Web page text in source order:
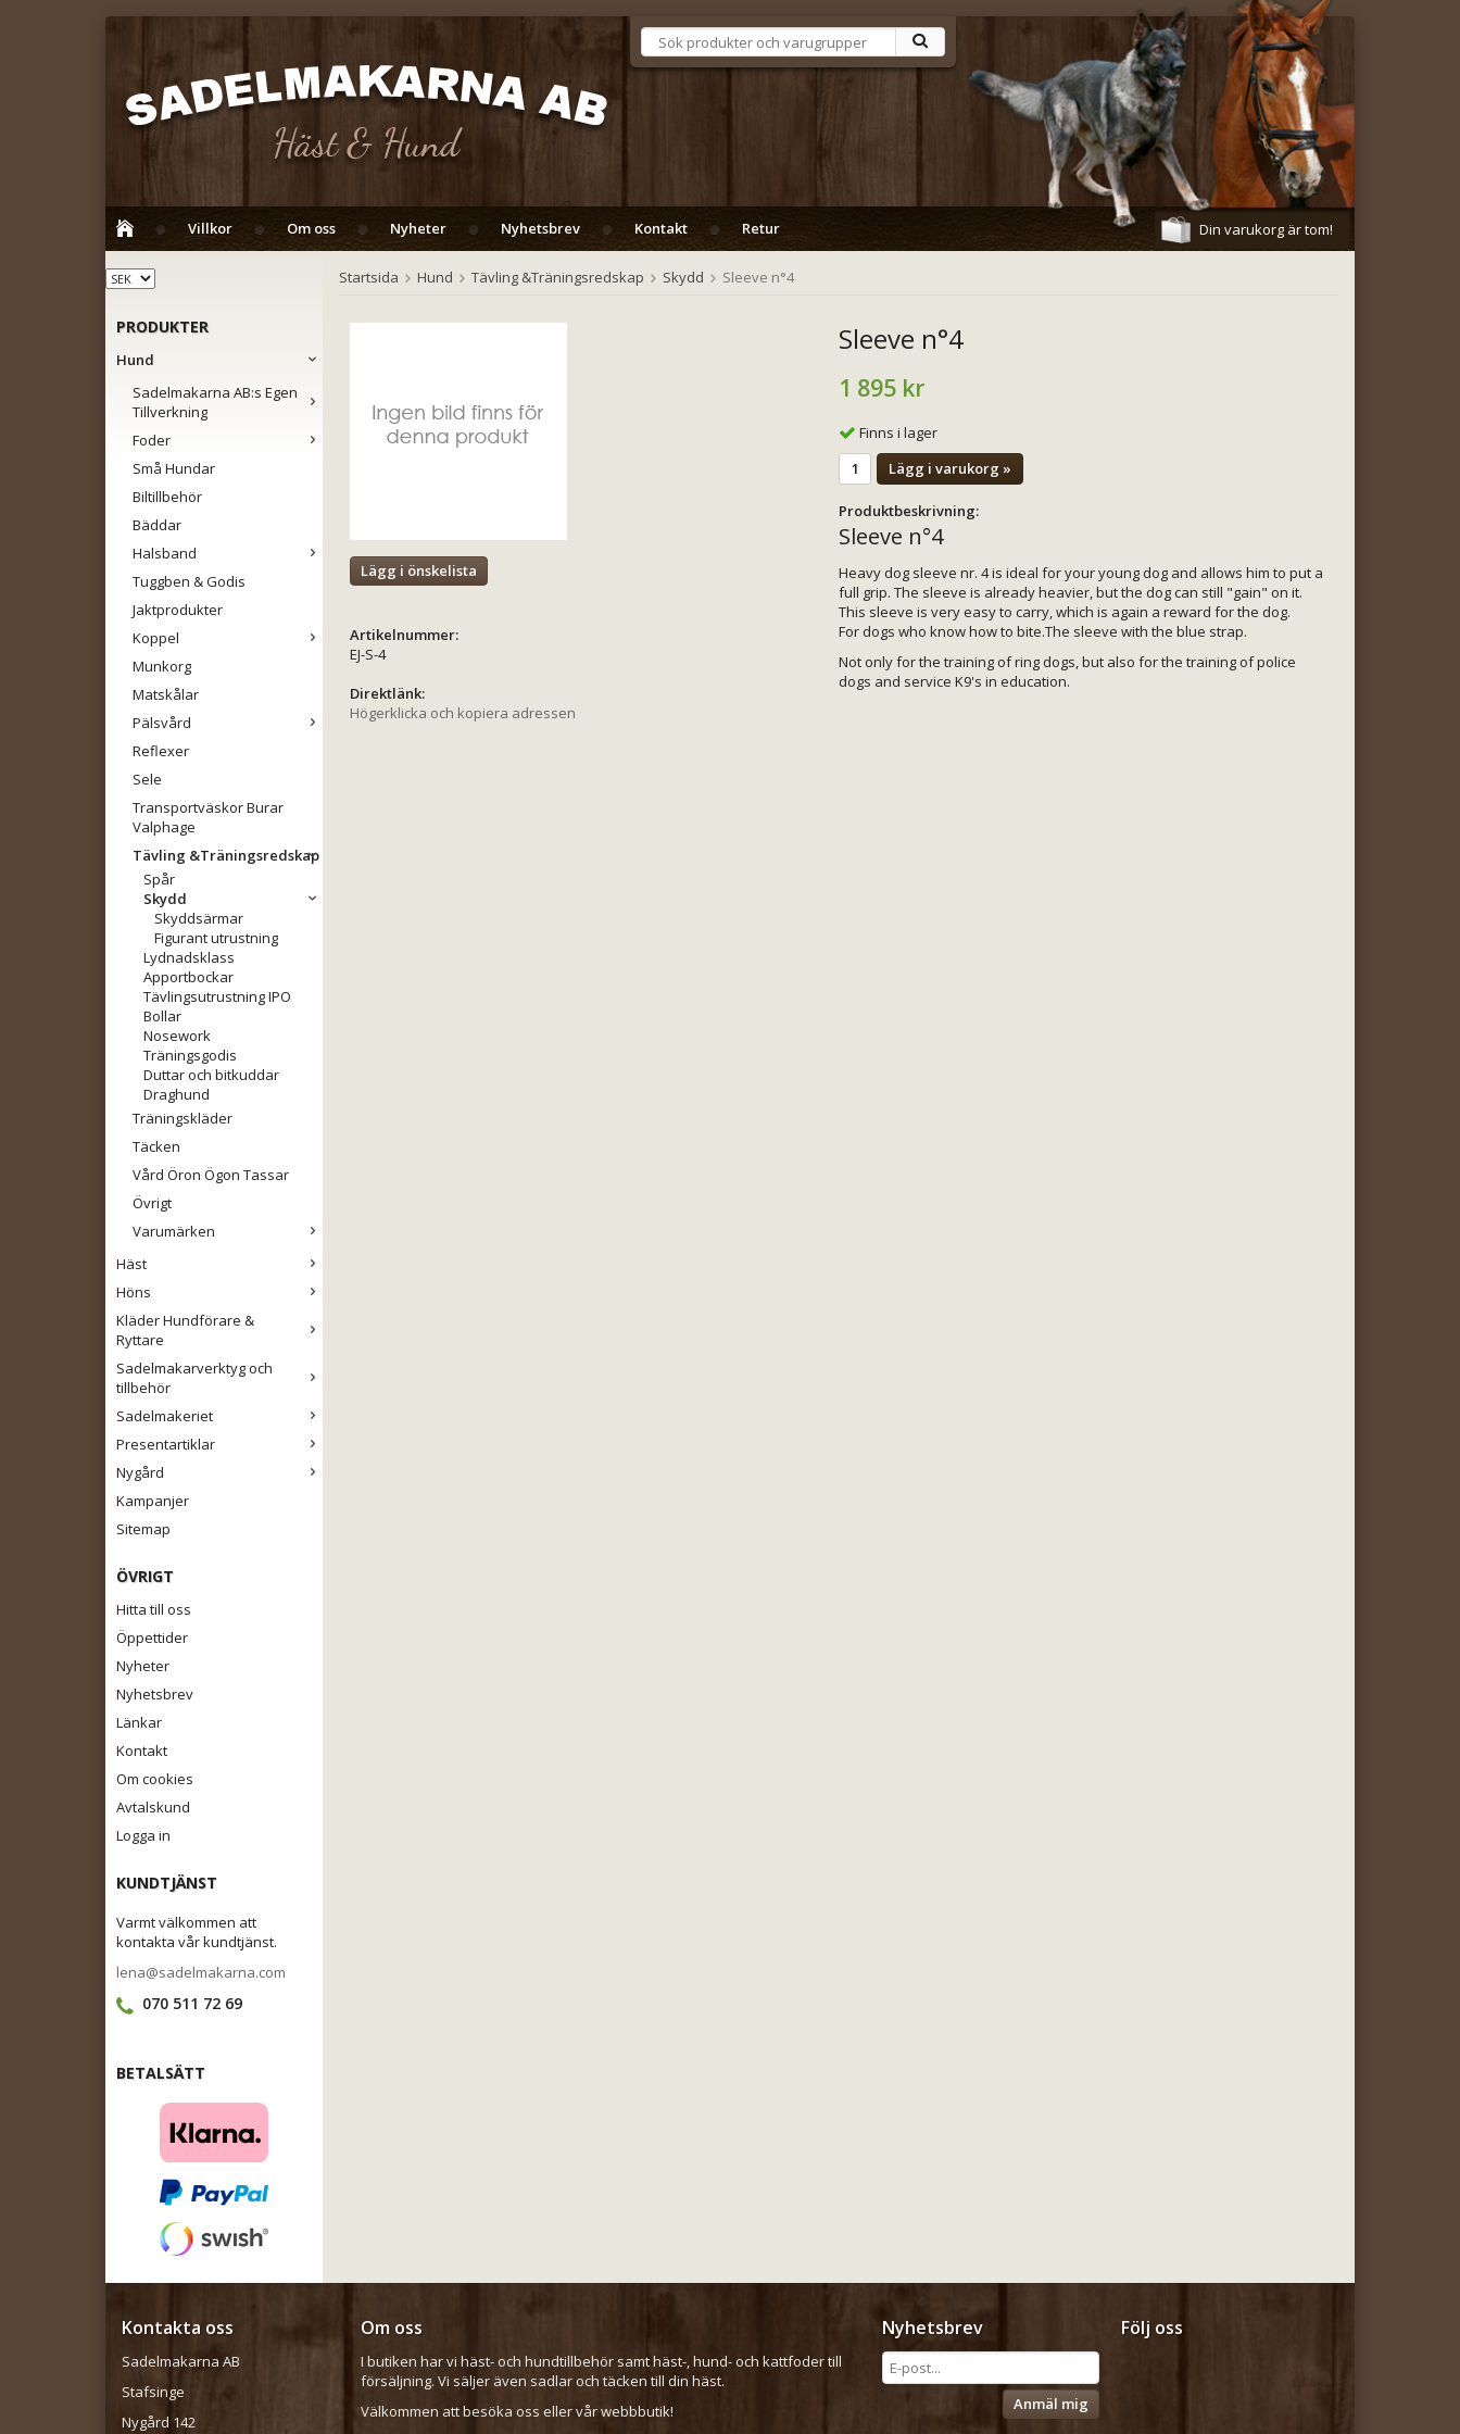
Villkor Om oss Nyheter Nyhetsbrev Kontakt Retur Din varukorg är tom!
PRODUKTER
Hund
Sadelmakarna AB:s Egen
Tillverkning
Foder
Små Hundar
Biltillbehör
Bäddar
Halsband
Tuggben & Godis
Jaktprodukter
Koppel
Munkorg
Matskålar
Pälsvård
Reflexer
Sele
Transportväskor Burar
Valphage
Tävling &Träningsredskap
Spår
Skydd
Skyddsärmar
Figurant utrustning
Lydnadsklass
Apportbockar
Tävlingsutrustning IPO
Bollar
Nosework
Träningsgodis
Duttar och bitkuddar
Draghund
Träningskläder
Täcken
Vård Öron Ögon Tassar
Övrigt
Varumärken
Häst
Höns
Kläder Hundförare &
Ryttare
Sadelmakarverktyg och
tillbehör
Sadelmakeriet
Presentartiklar
Nygård
Kampanjer
Sitemap
ÖVRIGT
Hitta till oss
Öppettider
Nyheter
Nyhetsbrev
Länkar
Kontakt
Om cookies
Avtalskund
Logga in
KUNDTJÄNST
Varmt välkommen att
kontakta vår kundtjänst.
lena@sadelmakarna.com
070 511 72 69
BETALSÄTT
Startsida Hund Tävling &Träningsredskap Skydd Sleeve n°4
Sleeve n°4
1 895 kr
Finns i lager
Lägg i varukorg »
Produktbeskrivning:
Sleeve n°4
Heavy dog sleeve nr. 4 is ideal for your young dog and allows him to put a
full grip. The sleeve is already heavier, but the dog can still "gain" on it.
This sleeve is very easy to carry, which is again a reward for the dog.
For dogs who know how to bite.The sleeve with the blue strap.
Not only for the training of ring dogs, but also for the training of police
dogs and service K9's in education.
Lägg i önskelista
Artikelnummer:
EJ-S-4
Direktlänk:
Högerklicka och kopiera adressen
Kontakta oss
Sadelmakarna AB
Stafsinge
Nygård 142
Följ oss
Nyhetsbrev
Anmäl mig
Om oss
I butiken har vi häst- och hundtillbehör samt häst-, hund- och kattfoder till
försäljning. Vi säljer även sadlar och täcken till din häst.
Välkommen att besöka oss eller vår webbbutik!